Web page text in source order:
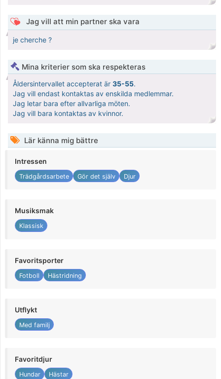
Jag vill att min partner ska vara
je cherche ?
Mina kriterier som ska respekteras
Åldersintervallet accepterat är 35-55.
Jag vill endast kontaktas av enskilda medlemmar.
Jag letar bara efter allvarliga möten.
Jag vill bara kontaktas av kvinnor.
Lär känna mig bättre
Intressen
Trädgårdsarbete Gör det själv Djur
Musiksmak
Klassisk
Favoritsporter
Fotboll Hästridning
Utflykt
Med familj
Favoritdjur
Hundar Hästar